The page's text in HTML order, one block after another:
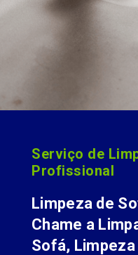
Serviço de
Profissional
Limpeza de
Chame a
Sofá,